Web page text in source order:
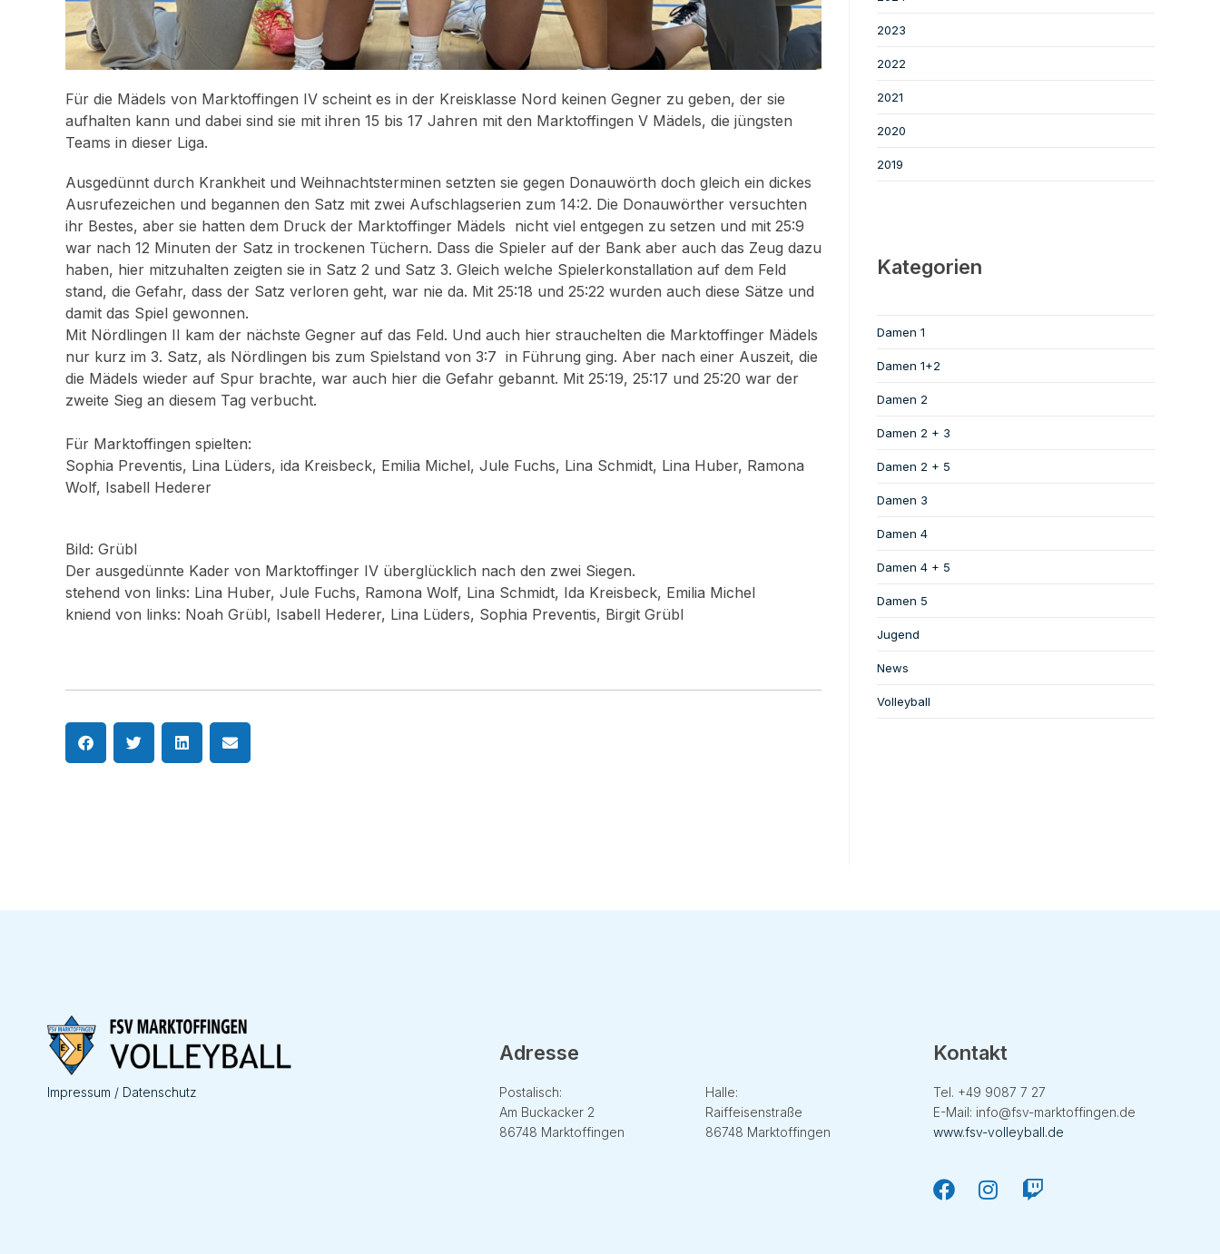
Für die Mädels von Marktoffingen IV scheint es in der Kreisklasse Nord keinen Gegner zu geben, der sie
aufhalten kann und dabei sind sie mit ihren 15 bis 17 Jahren mit den Marktoffingen V Mädels, die jüngsten
Teams in dieser Liga.
Ausgedünnt durch Krankheit und Weihnachtsterminen setzten sie gegen Donauwörth doch gleich ein dickes
Ausrufezeichen und begannen den Satz mit zwei Aufschlagserien zum 14:2. Die Donauwörther versuchten
ihr Bestes, aber sie hatten dem Druck der Marktoffinger Mädels nicht viel entgegen zu setzen und mit 25:9
war nach 12 Minuten der Satz in trockenen Tüchern. Dass die Spieler auf der Bank aber auch das Zeug dazu
haben, hier mitzuhalten zeigten sie in Satz 2 und Satz 3. Gleich welche Spielerkonstallation auf dem Feld
stand, die Gefahr, dass der Satz verloren geht, war nie da. Mit 25:18 und 25:22 wurden auch diese Sätze und
damit das Spiel gewonnen.
Mit Nördlingen II kam der nächste Gegner auf das Feld. Und auch hier strauchelten die Marktoffinger Mädels
nur kurz im 3. Satz, als Nördlingen bis zum Spielstand von 3:7 in Führung ging. Aber nach einer Auszeit, die
die Mädels wieder auf Spur brachte, war auch hier die Gefahr gebannt. Mit 25:19, 25:17 und 25:20 war der
zweite Sieg an diesem Tag verbucht.
Für Marktoffingen spielten:
Sophia Preventis, Lina Lüders, ida Kreisbeck, Emilia Michel, Jule Fuchs, Lina Schmidt, Lina Huber, Ramona
Wolf, Isabell Hederer
Bild: Grübl
Der ausgedünnte Kader von Marktoffinger IV überglücklich nach den zwei Siegen.
stehend von links: Lina Huber, Jule Fuchs, Ramona Wolf, Lina Schmidt, Ida Kreisbeck, Emilia Michel
kniend von links: Noah Grübl, Isabell Hederer, Lina Lüders, Sophia Preventis, Birgit Grübl
2023
2022
2021
2020
2019
Kategorien
Damen 1
Damen 1+2
Damen 2
Damen 2 + 3
Damen 2 + 5
Damen 3
Damen 4
Damen 4 + 5
Damen 5
Jugend
News
Volleyball
Impressum / Datenschutz
Adresse
Postalisch:
Am Buckacker 2
86748 Marktoffingen
Halle:
Raiffeisenstraße
86748 Marktoffingen
Kontakt
Tel. +49 9087 7 27
E-Mail: info@fsv-marktoffingen.de
www.fsv-volleyball.de